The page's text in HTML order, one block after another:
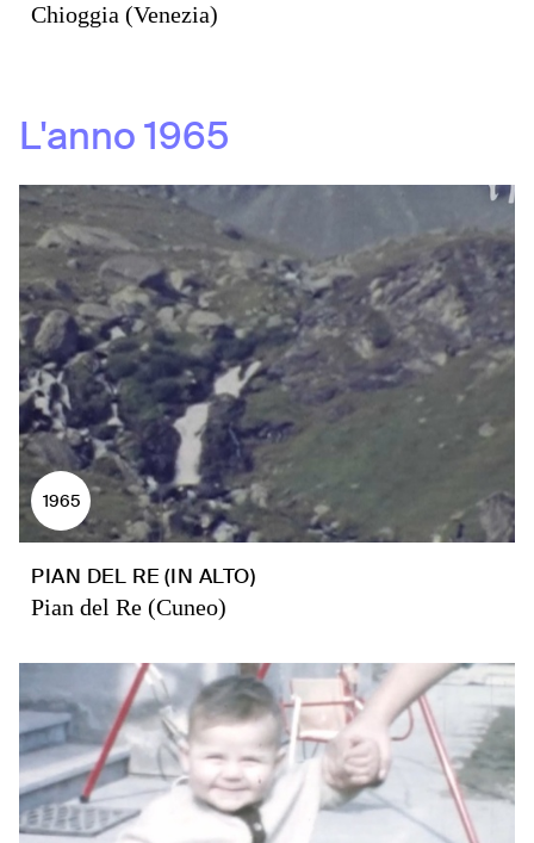
Chioggia (Venezia)
L'anno1965
1965
PIAN DEL RE (IN ALTO)
Pian del Re (Cuneo)